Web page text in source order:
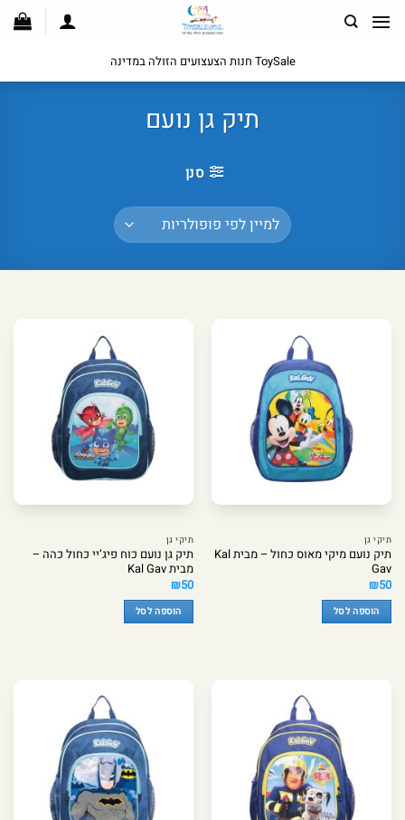
לתוכן
ToySale חנות הצעצועים הזולה במדינה
תיק גן נועם
סנן
תיקי גן
תיק נועם מיקי מאוס כחול – מבית Kal
Gav
₪50
הוספה לסל
תיקי גן
תיק גן נועם כוח פיג’יי כחול כהה –
מבית Kal Gav
₪50
הוספה לסל